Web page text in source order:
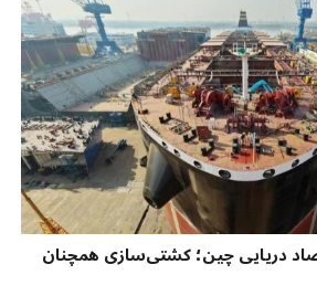
اقتصاد دریایی چین؛ کشتی‌سازی همچنان